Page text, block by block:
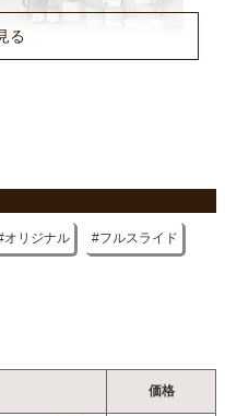
オリジナル フルスライド
価格